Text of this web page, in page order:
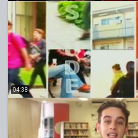
04:38